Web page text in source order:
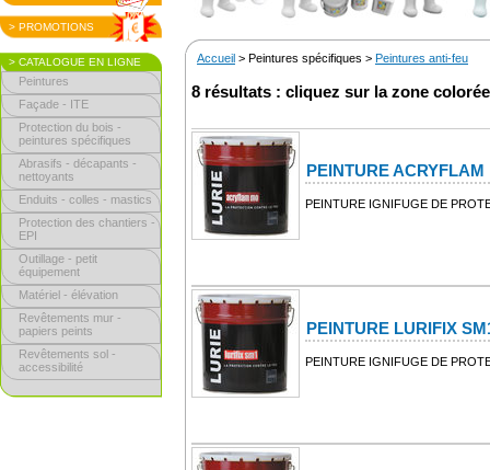
> PROMOTIONS
> CATALOGUE EN LIGNE
Peintures
Façade - ITE
Protection du bois -
peintures spécifiques
Abrasifs - décapants -
nettoyants
Enduits - colles - mastics
Protection des chantiers -
EPI
Outillage - petit
équipement
Matériel - élévation
Revêtements mur -
papiers peints
Revêtements sol -
accessibilité
Accueil > Peintures spécifiques > Peintures anti-feu
8 résultats : cliquez sur la zone
PEINTURE ACRYFLAM
PEINTURE IGNIFUGE DE
PEINTURE LURIFIX
PEINTURE IGNIFUGE DE